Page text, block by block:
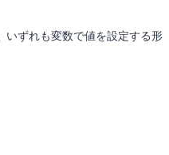
いずれも変数で値を設定する形